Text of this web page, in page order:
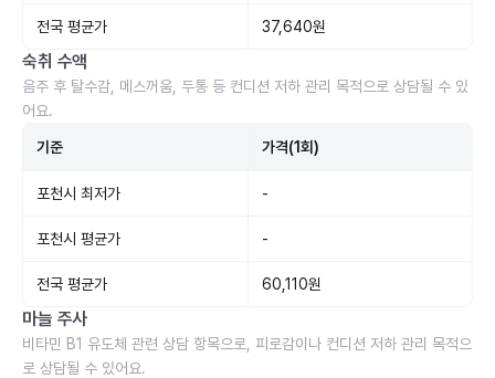
전국 평균가 37,640원
숙취 수액
음주 후 탈수감, 메스꺼움, 두통 등 컨디션 저하 관리 목적으로 상담될 수 있
어요.
기준 가격(1회)
포천시 최저가 -
포천시 평균가 -
전국 평균가 60,110원
마늘 주사
비타민 B1 유도체 관련 상담 항목으로, 피로감이나 컨디션 저하 관리 목적으
로 상담될 수 있어요.